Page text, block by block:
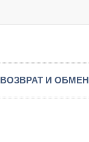
ВОЗВРАТ И ОБМЕН